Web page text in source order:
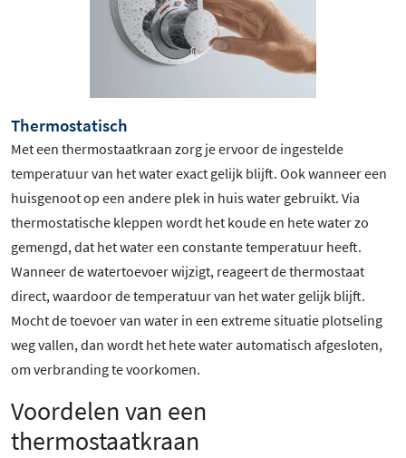
Thermostatisch
Met een thermostaatkraan zorg je ervoor de ingestelde
temperatuur van het water exact gelijk blijft. Ook wanneer een
huisgenoot op een andere plek in huis water gebruikt. Via
thermostatische kleppen wordt het koude en hete water zo
gemengd, dat het water een constante temperatuur heeft.
Wanneer de watertoevoer wijzigt, reageert de thermostaat
direct, waardoor de temperatuur van het water gelijk blijft.
Mocht de toevoer van water in een extreme situatie plotseling
weg vallen, dan wordt het hete water automatisch afgesloten,
om verbranding te voorkomen.
Voordelen van een
thermostaatkraan